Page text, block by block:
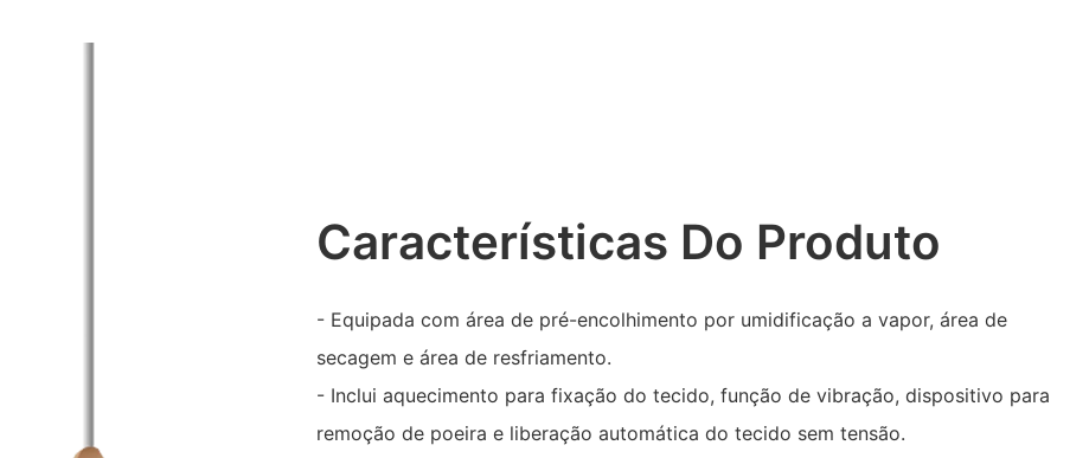
Características Do Produto
- Equipada com área de pré-encolhimento por umidificação a vapor, área de
secagem e área de resfriamento.
- Inclui aquecimento para fixação do tecido, função de vibração, dispositivo para
remoção de poeira e liberação automática do tecido sem tensão.